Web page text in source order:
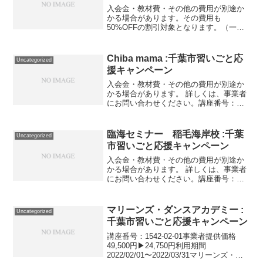
入会金・教材費・その他の費用が別途か
かる場合があります。その費用も
50%OFFの割引対象となります。（一部
01-01利用期間 2020/11/01〜2021/05/...
Uncategorized
Chiba mama :千葉市習いごと応
援キャンペーン
入会金・教材費・その他の費用が別途か
かる場合があります。 詳しくは、事業者
にお問い合わせください。講座番号：
（1クール）／75分／妊娠中・産後...
Uncategorized
臨海セミナー 稲毛海岸校 :千葉
市習いごと応援キャンペーン
入会金・教材費・その他の費用が別途か
かる場合があります。 詳しくは、事業者
にお問い合わせください。講座番号：
る生徒に加えこれから入塾される生...
Uncategorized
マリーンズ・ダンスアカデミー :
千葉市習いごと応援キャンペーン
講座番号：1542-02-01事業者提供価格
49,500円▶24,750円利用期間
2022/02/01〜2022/03/31マリーンズ・ダ